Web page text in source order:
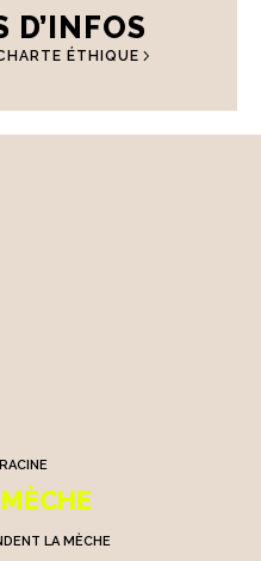
D’INFOS
ÉTHIQUE
LA MÈCHE